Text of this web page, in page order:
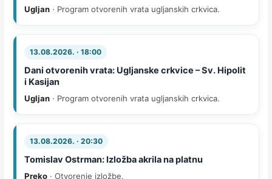
Ugljan · Program otvorenih vrata ugljanskih crkvica.
13.08.2026. · 18:00
Dani otvorenih vrata: Ugljanske crkvice – Sv. Hipolit
i Kasijan
Ugljan · Program otvorenih vrata ugljanskih crkvica.
13.08.2026. · 20:30
Tomislav Ostrman: Izložba akrila na platnu
Preko · Otvorenje izložbe.